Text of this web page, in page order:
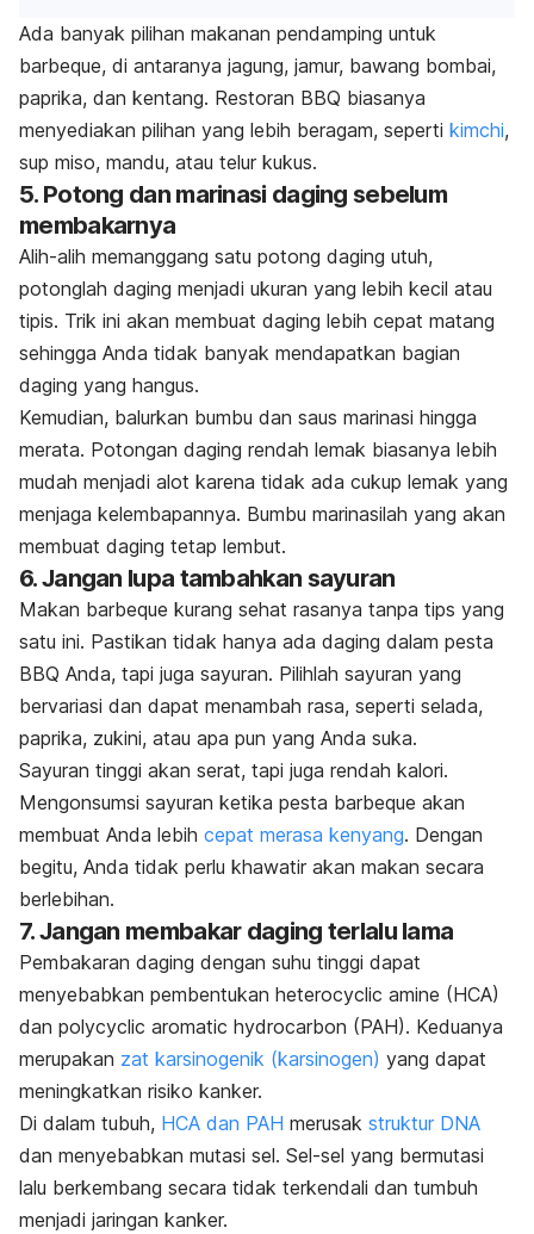
Ada banyak pilihan makanan pendamping untuk
barbeque, di antaranya jagung, jamur, bawang bombai,
paprika, dan kentang. Restoran BBQ biasanya
menyediakan pilihan yang lebih beragam, seperti kimchi,
sup miso, mandu, atau telur kukus.
5. Potong dan marinasi daging sebelum
membakarnya
Alih-alih memanggang satu potong daging utuh,
potonglah daging menjadi ukuran yang lebih kecil atau
tipis. Trik ini akan membuat daging lebih cepat matang
sehingga Anda tidak banyak mendapatkan bagian
daging yang hangus.
Kemudian, balurkan bumbu dan saus marinasi hingga
merata. Potongan daging rendah lemak biasanya lebih
mudah menjadi alot karena tidak ada cukup lemak yang
menjaga kelembapannya. Bumbu marinasilah yang akan
membuat daging tetap lembut.
6. Jangan lupa tambahkan sayuran
Makan barbeque kurang sehat rasanya tanpa tips yang
satu ini. Pastikan tidak hanya ada daging dalam pesta
BBQ Anda, tapi juga sayuran. Pilihlah sayuran yang
bervariasi dan dapat menambah rasa, seperti selada,
paprika, zukini, atau apa pun yang Anda suka.
Sayuran tinggi akan serat, tapi juga rendah kalori.
Mengonsumsi sayuran ketika pesta barbeque akan
membuat Anda lebih cepat merasa kenyang. Dengan
begitu, Anda tidak perlu khawatir akan makan secara
berlebihan.
7. Jangan membakar daging terlalu lama
Pembakaran daging dengan suhu tinggi dapat
menyebabkan pembentukan heterocyclic amine (HCA)
dan polycyclic aromatic hydrocarbon (PAH). Keduanya
merupakan zat karsinogenik (karsinogen) yang dapat
meningkatkan risiko kanker.
Di dalam tubuh, HCA dan PAH merusak struktur DNA
dan menyebabkan mutasi sel. Sel-sel yang bermutasi
lalu berkembang secara tidak terkendali dan tumbuh
menjadi jaringan kanker.